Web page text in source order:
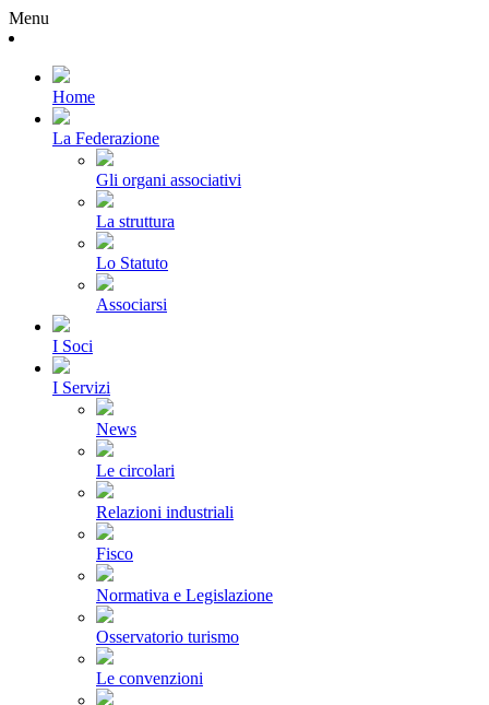
Menu
Home
La Federazione
Gli organi associativi
La struttura
Lo Statuto
Associarsi
I Soci
I Servizi
News
Le circolari
Relazioni industriali
Fisco
Normativa e Legislazione
Osservatorio turismo
Le convenzioni